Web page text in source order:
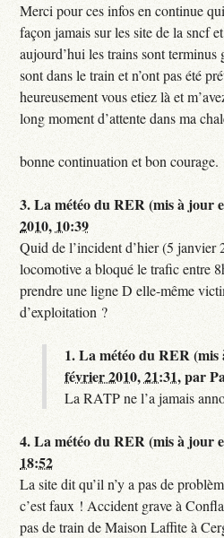
Merci pour ces infos en continue
façon jamais sur les site de la sncf
aujourd’hui les trains sont
sont dans le train et n’ont pas été
heureusement vous etiez là et
long moment d’attente dans ma
bonne continuation et bon courage.
3.La météo du RER (mis à jour
2010, 10:39
Quid de l’incident d’hier (5 janvier
locomotive a bloqué le trafic entre
prendre une ligne D elle-même
d’exploitation ?
1.La météo du RER
février 2010, 21:31,par
La RATP ne l’a jamais
4.La météo du RER (mis à jour
18:52
La site dit qu’il n’y a pas de
c’est faux ! Accident grave à
pas de train de Maison Laffite à